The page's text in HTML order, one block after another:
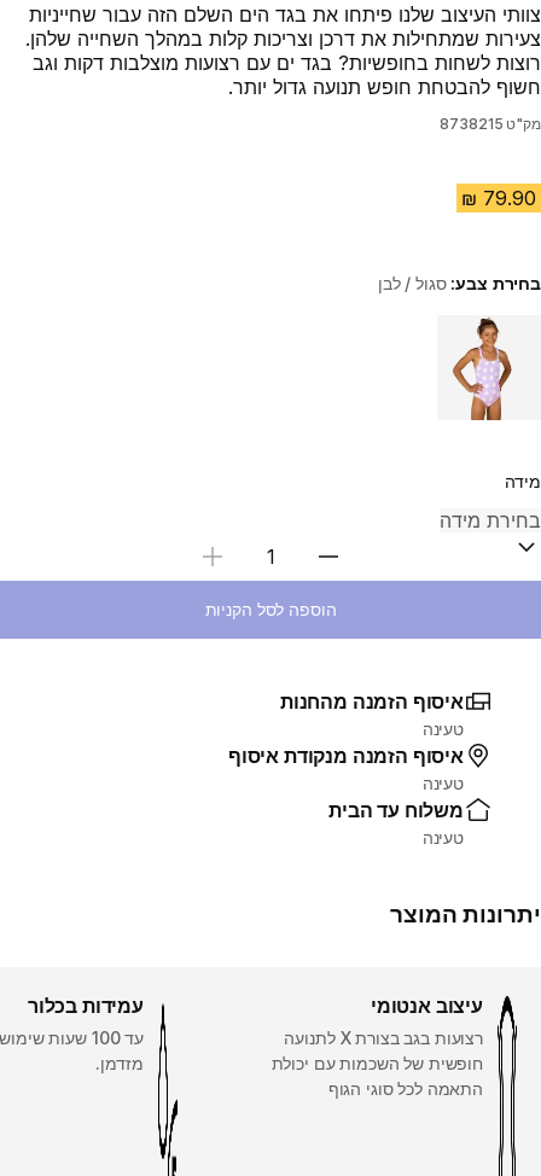
צוותי העיצוב שלנו פיתחו את בגד הים השלם הזה עבור שחייניות
צעירות שמתחילות את דרכן וצריכות קלות במהלך השחייה שלהן.
רוצות לשחות בחופשיות? בגד ים עם רצועות מוצלבות דקות וגב
חשוף להבטחת חופש תנועה גדול יותר.
מק"ט 8738215
בחירת צבע:סגול / לבן
Choose a variant
מידה
בחירת כמות
הוספה לסל הקניות
איסוף הזמנה מהחנות
טעינה
איסוף הזמנה מנקודת איסוף
טעינה
משלוח עד הבית
טעינה
יתרונות המוצר
עיצוב אנטומי
רצועות בגב בצורת X לתנועה
חופשית של השכמות עם יכולת
התאמה לכל סוגי הגוף
עמידות בכלור
עד 100 שעות
מזדמן.